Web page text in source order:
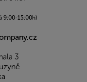
9:00-15:00h)
3